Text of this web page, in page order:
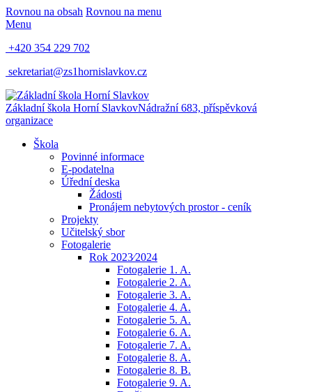
Rovnou na obsah Rovnou na menu
Menu
+420 354 229 702
sekretariat@zs1hornislavkov.cz
Základní škola Horní SlavkovNádražní 683, příspěvková
organizace
Škola
Povinné informace
E-podatelna
Úřední deska
Žádosti
Pronájem nebytových prostor - ceník
Projekty
Učitelský sbor
Fotogalerie
Rok 2023⁄2024
Fotogalerie 1. A.
Fotogalerie 2. A.
Fotogalerie 3. A.
Fotogalerie 4. A.
Fotogalerie 5. A.
Fotogalerie 6. A.
Fotogalerie 7. A.
Fotogalerie 8. A.
Fotogalerie 8. B.
Fotogalerie 9. A.